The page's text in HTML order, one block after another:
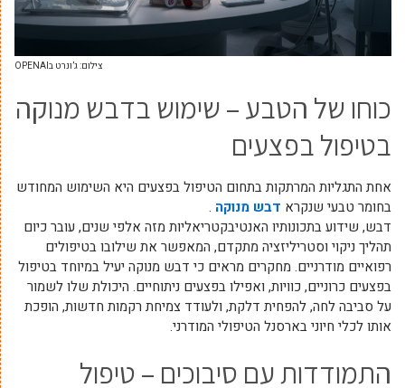
צילום: ג’ונרט בOPENAI
כוחו של הטבע – שימוש בדבש מנוקה
בטיפול בפצעים
אחת התגליות המרתקות בתחום הטיפול בפצעים היא השימוש המחודש
בחומר טבעי שנקרא דבש מנוקה .
דבש, שידוע בתכונותיו האנטיבקטריאליות מזה אלפי שנים, עובר כיום
תהליך ניקוי וסטריליזציה מתקדם, המאפשר את שילובו בטיפולים
רפואיים מודרניים. מחקרים מראים כי דבש מנוקה יעיל במיוחד בטיפול
בפצעים כרוניים, כוויות, ואפילו בפצעים ניתוחיים. היכולת שלו לשמור
על סביבה לחה, להפחית דלקת, ולעודד צמיחת רקמות חדשות, הופכת
אותו לכלי חיוני בארסנל הטיפולי המודרני.
התמודדות עם סיבוכים – טיפול